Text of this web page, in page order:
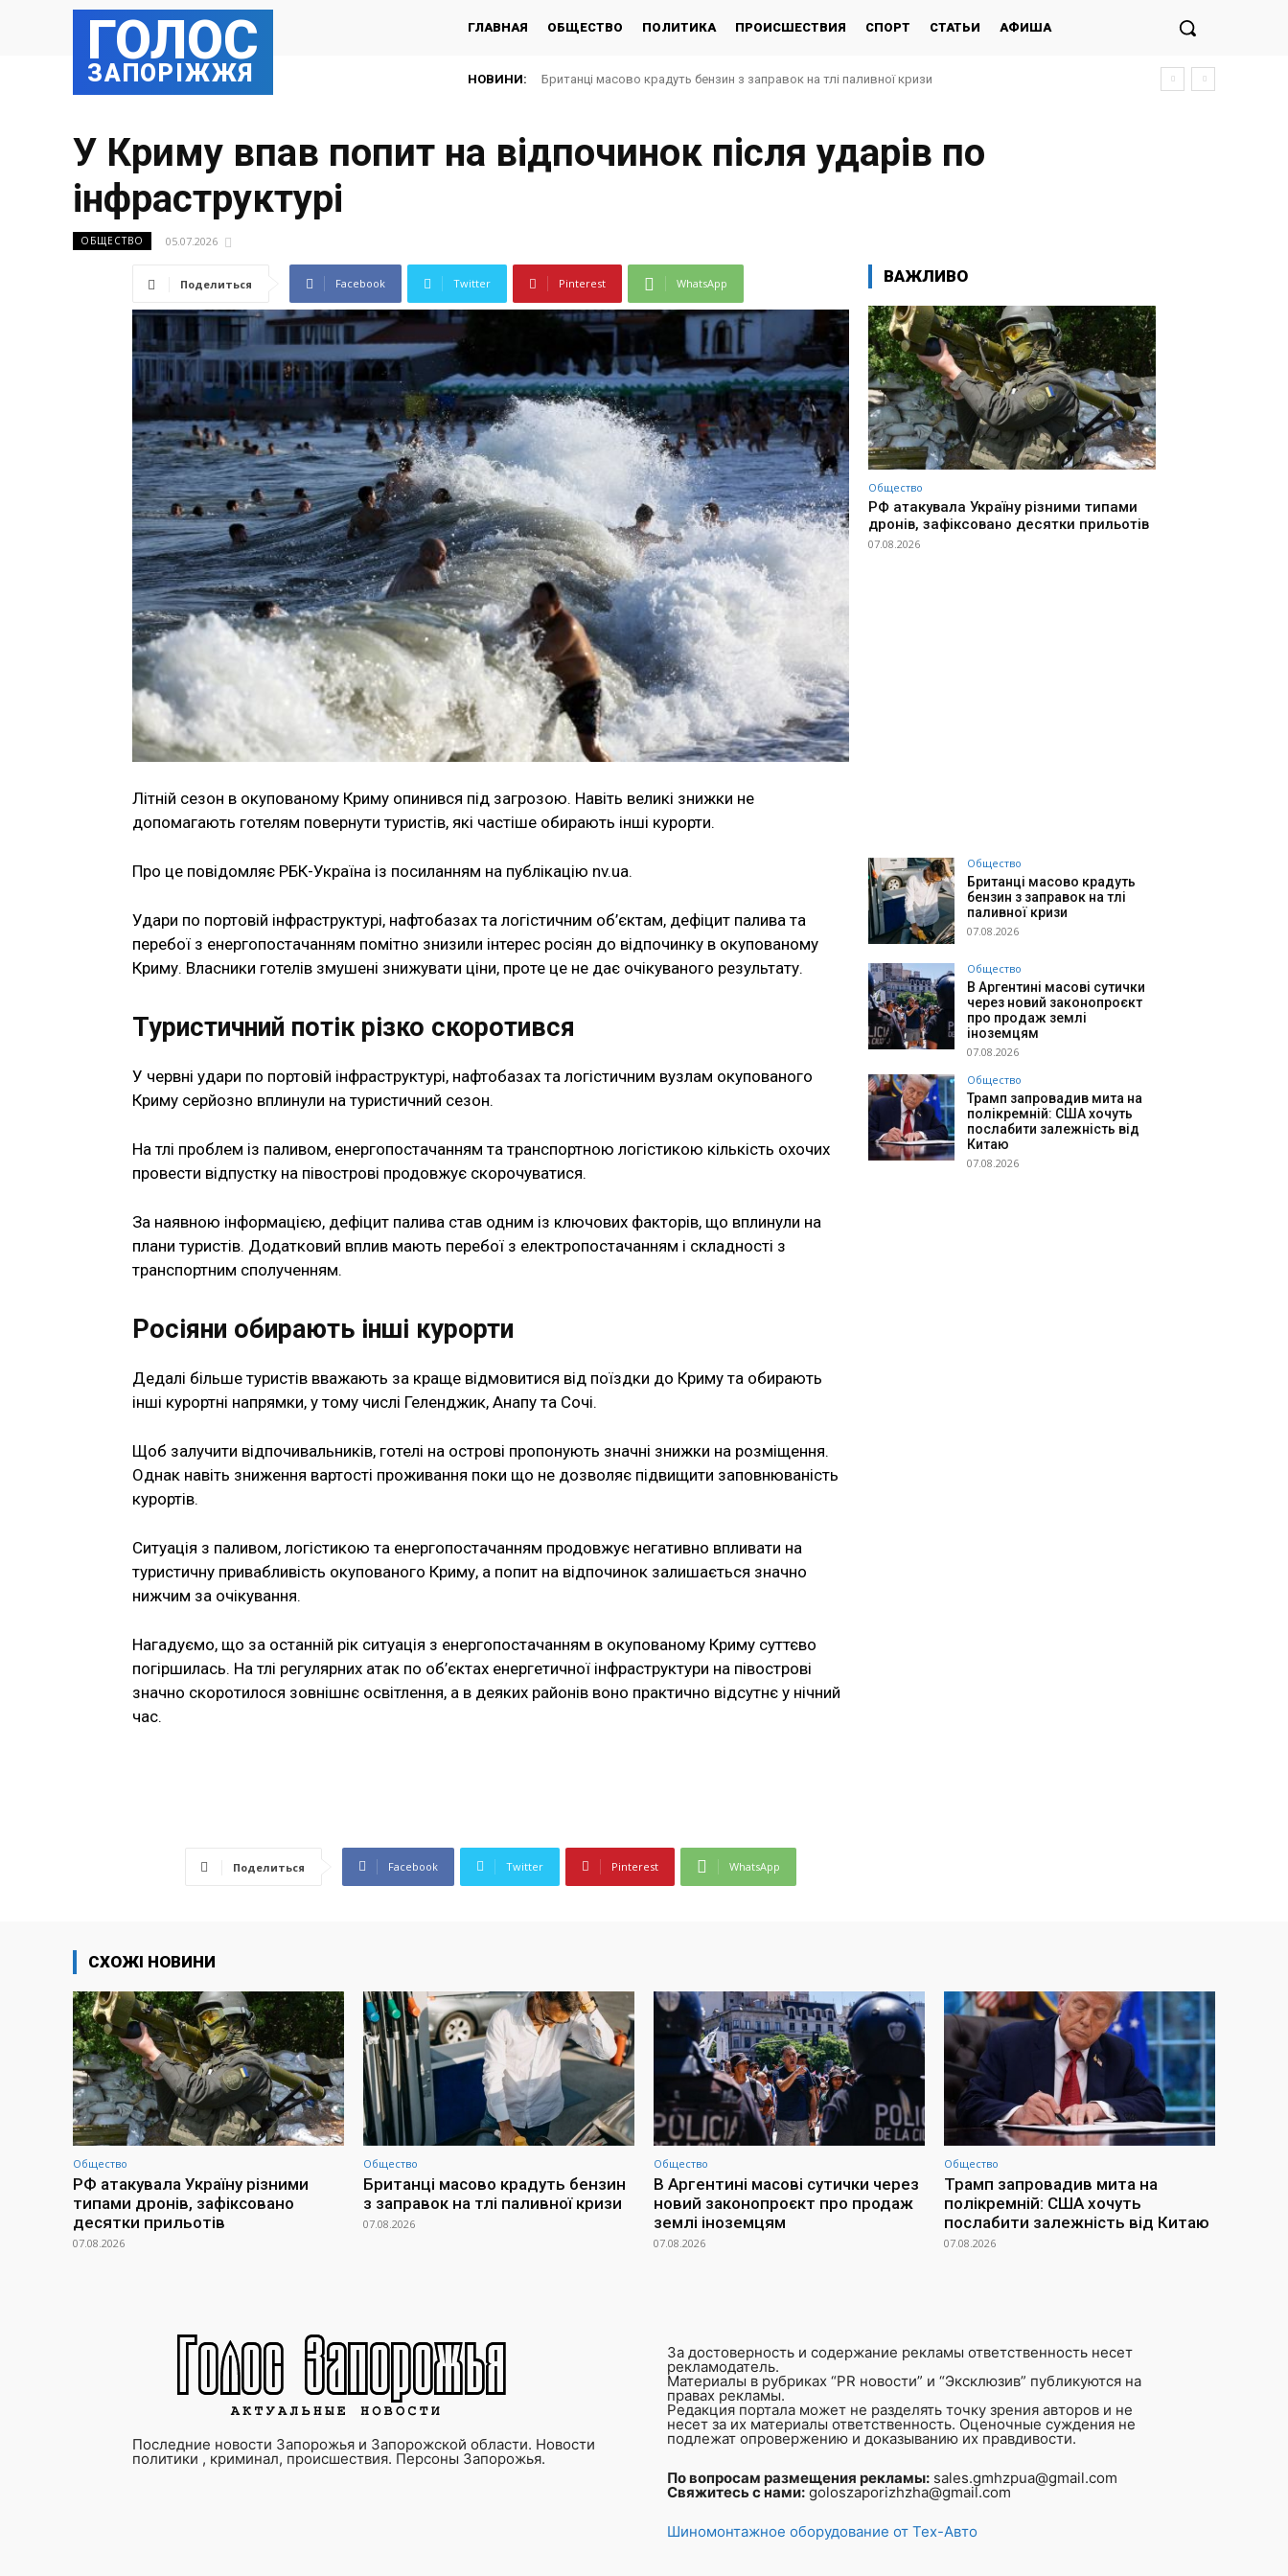
ГОЛОС
ЗАПОРІЖЖЯ
ГЛАВНАЯ ОБЩЕСТВО ПОЛИТИКА ПРОИСШЕСТВИЯ СПОРТ СТАТЬИ АФИША
НОВИНИ: Британці масово крадуть бензин з заправок на тлі паливної кризи
У Криму впав попит на відпочинок після ударів по
інфраструктурі
ОБЩЕСТВО 05.07.2026
Поделиться Facebook Twitter Pinterest WhatsApp
Літній сезон в окупованому Криму опинився під загрозою. Навіть великі знижки не
допомагають готелям повернути туристів, які частіше обирають інші курорти.
Про це повідомляє РБК-Україна із посиланням на публікацію nv.ua.
Удари по портовій інфраструктурі, нафтобазах та логістичним об’єктам, дефіцит палива та
перебої з енергопостачанням помітно знизили інтерес росіян до відпочинку в окупованому
Криму. Власники готелів змушені знижувати ціни, проте це не дає очікуваного результату.
Туристичний потік різко скоротився
У червні удари по портовій інфраструктурі, нафтобазах та логістичним вузлам окупованого
Криму серйозно вплинули на туристичний сезон.
На тлі проблем із паливом, енергопостачанням та транспортною логістикою кількість охочих
провести відпустку на півострові продовжує скорочуватися.
За наявною інформацією, дефіцит палива став одним із ключових факторів, що вплинули на
плани туристів. Додатковий вплив мають перебої з електропостачанням і складності з
транспортним сполученням.
Росіяни обирають інші курорти
Дедалі більше туристів вважають за краще відмовитися від поїздки до Криму та обирають
інші курортні напрямки, у тому числі Геленджик, Анапу та Сочі.
Щоб залучити відпочивальників, готелі на острові пропонують значні знижки на розміщення.
Однак навіть зниження вартості проживання поки що не дозволяє підвищити заповнюваність
курортів.
Ситуація з паливом, логістикою та енергопостачанням продовжує негативно впливати на
туристичну привабливість окупованого Криму, а попит на відпочинок залишається значно
нижчим за очікування.
Нагадуємо, що за останній рік ситуація з енергопостачанням в окупованому Криму суттєво
погіршилась. На тлі регулярних атак по об’єктах енергетичної інфраструктури на півострові
значно скоротилося зовнішнє освітлення, а в деяких районів воно практично відсутнє у нічний
час.
Поделиться Facebook Twitter Pinterest WhatsApp
ВАЖЛИВО
Общество
РФ атакувала Україну різними типами
дронів, зафіксовано десятки прильотів
07.08.2026
Общество
Британці масово крадуть
бензин з заправок на тлі
паливної кризи
07.08.2026
Общество
В Аргентині масові сутички
через новий законопроєкт
про продаж землі
іноземцям
07.08.2026
Общество
Трамп запровадив мита на
полікремній: США хочуть
послабити залежність від
Китаю
07.08.2026
СХОЖІ НОВИНИ
Общество
РФ атакувала Україну різними
типами дронів, зафіксовано
десятки прильотів
07.08.2026
Общество
Британці масово крадуть бензин
з заправок на тлі паливної кризи
07.08.2026
Общество
В Аргентині масові сутички через
новий законопроєкт про продаж
землі іноземцям
07.08.2026
Общество
Трамп запровадив мита на
полікремній: США хочуть
послабити залежність від Китаю
07.08.2026
Последние новости Запорожья и Запорожской области. Новости
политики , криминал, происшествия. Персоны Запорожья.
За достоверность и содержание рекламы ответственность несет
рекламодатель.
Материалы в рубриках “PR новости” и “Эксклюзив” публикуются на
правах рекламы.
Редакция портала может не разделять точку зрения авторов и не
несет за их материалы ответственность. Оценочные суждения не
подлежат опровержению и доказыванию их правдивости.
По вопросам размещения рекламы: sales.gmhzpua@gmail.com
Свяжитесь с нами: goloszaporizhzha@gmail.com
Шиномонтажное оборудование от Тех-Авто